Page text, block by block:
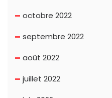
octobre 2022
septembre 2022
août 2022
juillet 2022